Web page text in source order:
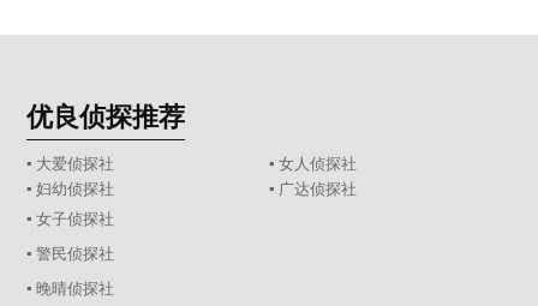
优良侦探推荐
▪ 大爱侦探社
▪ 女人侦探社
▪ 妇幼侦探社
▪ 广达侦探社
▪ 女子侦探社
▪ 警民侦探社
▪ 晚晴侦探社